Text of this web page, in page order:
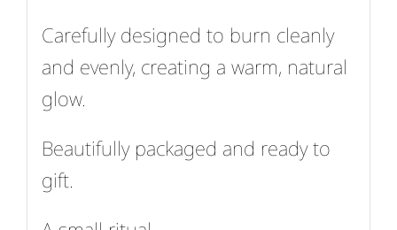
Carefully designed to burn cleanly
and evenly, creating a warm, natural
glow.
Beautifully packaged and ready to
gift.